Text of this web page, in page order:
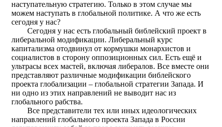
наступательную стратегию. Только в этом случае мы
можем наступать в глобальной политике. А что же есть
сегодня у нас?
Сегодня у нас есть глобальный библейский проект в
либеральной модификации. Либеральный курс
капитализма отодвинул от кормушки монархистов и
социалистов в сторону оппозиционных сил. Есть ещё и
ультрасы всех мастей, включая либералов. Все вместе они
представляют различные модификации библейского
проекта глобализации – глобальной стратегии Запада. И
ни одно из этих направлений не выводит нас из
глобального рабства.
Все представители тех или иных идеологических
направлений глобального проекта Запада в России